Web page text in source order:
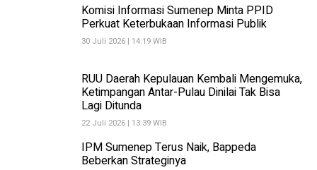
Komisi Informasi Sumenep Minta PPID
Perkuat Keterbukaan Informasi Publik
30 Juli 2026 | 14:19 WIB
RUU Daerah Kepulauan Kembali Mengemuka,
Ketimpangan Antar-Pulau Dinilai Tak Bisa
Lagi Ditunda
22 Juli 2026 | 13:39 WIB
IPM Sumenep Terus Naik, Bappeda
Beberkan Strateginya